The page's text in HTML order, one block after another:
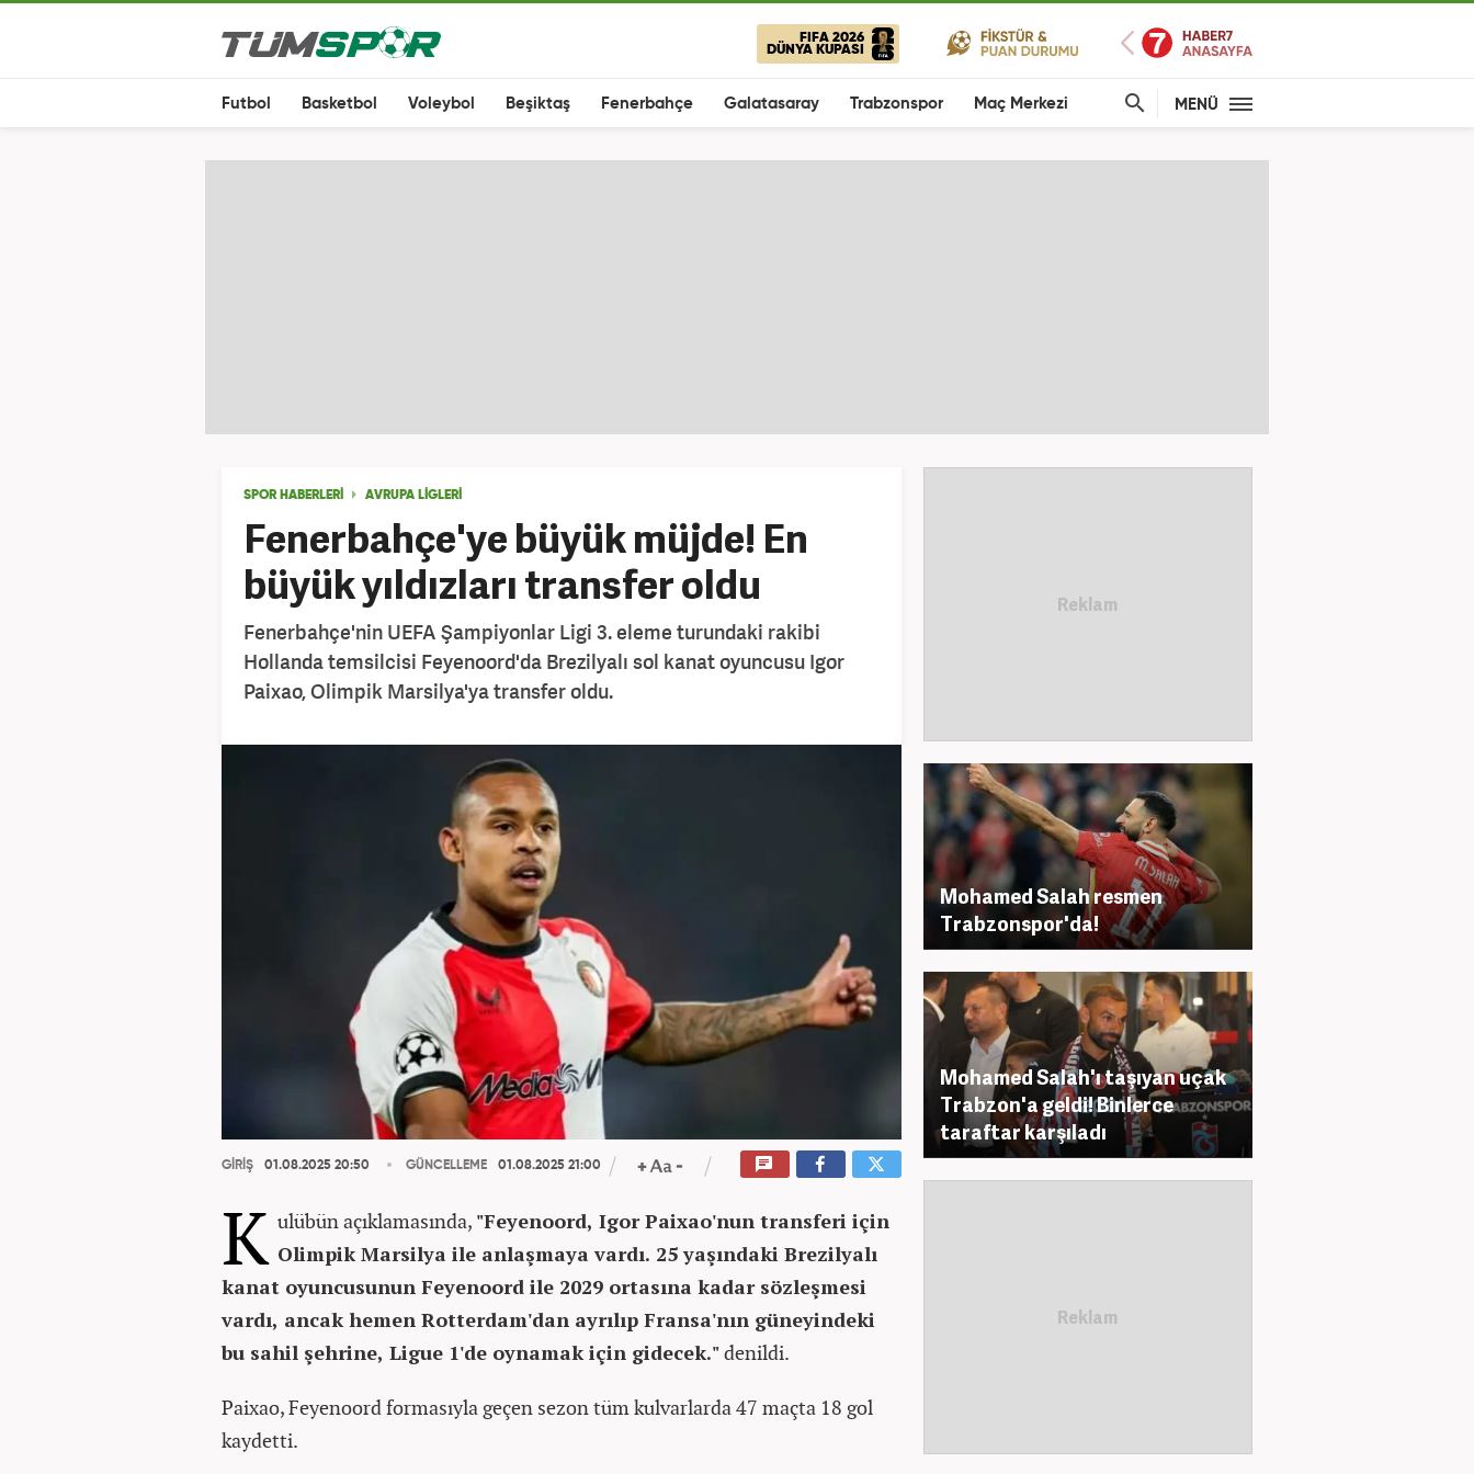
FIFA 2026
DÜNYA KUPASI
Futbol Basketbol Voleybol Beşiktaş Fenerbahçe Galatasaray Trabzonspor Maç Merkezi MENÜ
SPOR HABERLERİ AVRUPA LİGLERİ
Fenerbahçe'ye büyük müjde! En
büyük yıldızları transfer oldu
Fenerbahçe'nin UEFA Şampiyonlar Ligi 3. eleme turundaki rakibi
Hollanda temsilcisi Feyenoord'da Brezilyalı sol kanat oyuncusu Igor
Paixao, Olimpik Marsilya'ya transfer oldu.
GİRİŞ 01.08.2025 20:50 GÜNCELLEME 01.08.2025 21:00
K ulübün açıklamasında, "Feyenoord, Igor Paixao'nun transferi için
Olimpik Marsilya ile anlaşmaya vardı. 25 yaşındaki Brezilyalı
kanat oyuncusunun Feyenoord ile 2029 ortasına kadar sözleşmesi
vardı, ancak hemen Rotterdam'dan ayrılıp Fransa'nın güneyindeki
bu sahil şehrine, Ligue 1'de oynamak için gidecek."denildi.
Paixao, Feyenoord formasıyla geçen sezon tüm kulvarlarda 47 maçta 18 gol
kaydetti.
Mohamed Salah resmen
Trabzonspor'da!
Mohamed Salah'ı taşıyan uçak
Trabzon'a geldi! Binlerce
taraftar karşıladı